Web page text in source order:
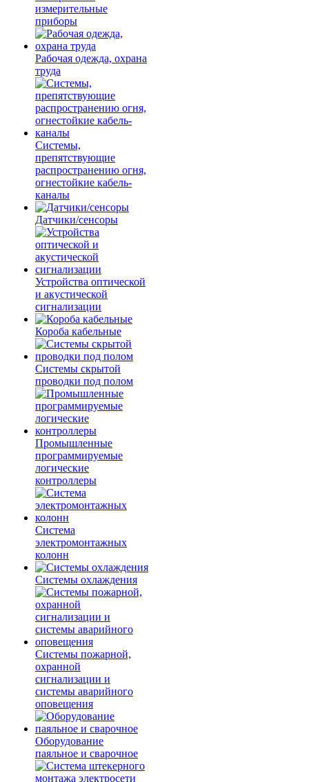
измерительные
приборы
Рабочая одежда, охрана
труда
Системы,
препятствующие
распространению огня,
огнестойкие кабель-
каналы
Датчики/сенсоры
Устройства оптической
и акустической
сигнализации
Короба кабельные
Системы скрытой
проводки под полом
Промышленные
программируемые
логические
контроллеры
Система
электромонтажных
колонн
Системы охлаждения
Системы пожарной,
охранной
сигнализации и
системы аварийного
оповещения
Оборудование
паяльное и сварочное